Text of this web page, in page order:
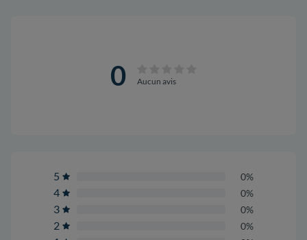
0 Aucun avis
5 0%
4 0%
3 0%
2 0%